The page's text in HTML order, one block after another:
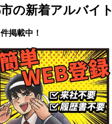
の新着アルバイト
掲載中！